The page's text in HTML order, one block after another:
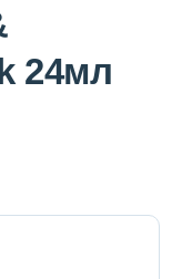
24мл